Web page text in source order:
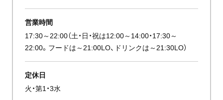
営業時間
17:30～22:00（土・日・祝は12:00～14:00・17:30～
22:00。フードは～21:00LO、ドリンクは～21:30LO）
定休日
火・第1・3水